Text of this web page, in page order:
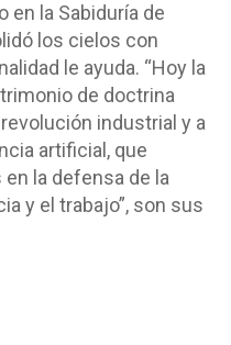
en la Sabiduría de
los cielos con
le ayuda. “Hoy la
de doctrina
industrial y a
artificial, que
la defensa de la
y el trabajo”, son sus